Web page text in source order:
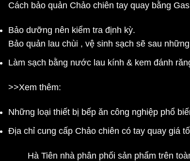
Cách bảo quản Chảo chiên tay quay bằng
Bảo dưỡng nên kiểm tra định kỳ.
Bảo quản lau chùi , vệ sinh sạch sẽ sau
Làm sạch bằng nước lau kính & kem đánh
>>Xem thêm:
Những loại thiết bị bếp ăn công nghiệp phổ
Địa chỉ cung cấp Chảo chiên có tay quay giá
Hà Tiên nhà phân phối sản phẩm trên